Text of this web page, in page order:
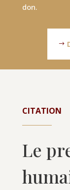
don.
CITATION
Le